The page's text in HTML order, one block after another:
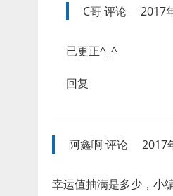
C哥评论 2017
已更正^_^
回复
阿鑫啊评论 2017
幸运值抽满是多少，小